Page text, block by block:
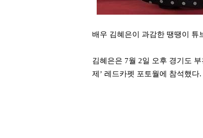
배우 김혜은이 과감한 땡땡이 튜
김혜은은 7월 2일 오후 경기도
제’ 레드카펫 포토월에 참석했다.